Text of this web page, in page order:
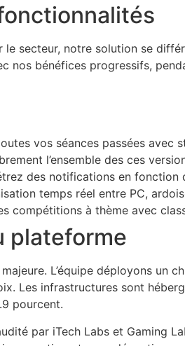
secteur, notre solution se
nos bénéfices progressifs,
vos séances passées avec
l’ensemble des ces
des notifications en
temps réel entre PC,
compétitions à thème avec
plateforme
L’équipe déployons un
Les infrastructures sont
pourcent.
par iTech Labs et Gaming